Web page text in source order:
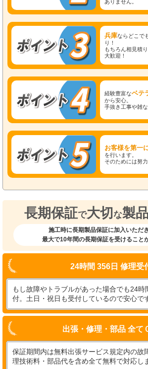
ありません。
兵庫ならどこで
り！
もちろん相見積
大歓迎！
経験豊富なベテ
から安心。
手抜き工事や雑
お客様を第一
を行います。
そのためには努
長期保証で大切 な製品
施工時に長期製品保証に加入いただ
最大で10年間の長期保証を受けること
24時間 356日 修理受
もし故障やトラブルがあった場合でも24時
付。土日・祝日も受付しているので安心で
出張・修理・部品 全て
保証期間内は無料出張サービス規定内の故
理技術料・部品代を含め全て無料で対応し